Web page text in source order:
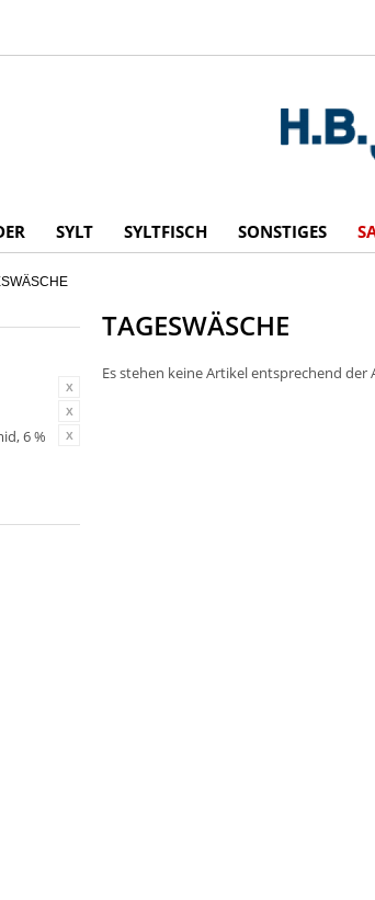
SYLT SYLTFISCH SONSTIGES
6 %
TAGESWÄSCHE
Es stehen keine Artikel entsprechend der